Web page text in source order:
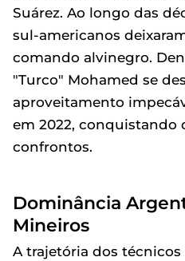
Suárez. Ao longo das
sul-americanos
comando alvinegro.
"Turco" Mohamed se
aproveitamento
em 2022, conquistando
confrontos.
Dominância
Mineiros
A trajetória dos